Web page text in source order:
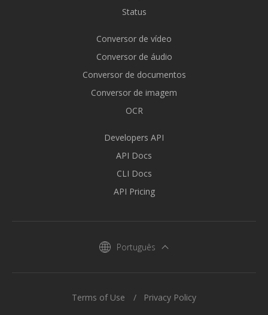
Status
Conversor de vídeo
Conversor de áudio
Conversor de documentos
Conversor de imagem
OCR
Developers API
API Docs
CLI Docs
API Pricing
Português
Terms of Use Privacy Policy